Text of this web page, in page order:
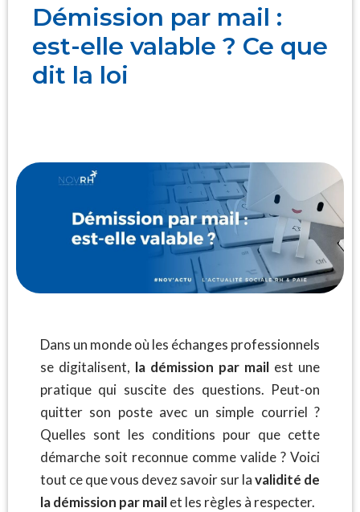
Démission par mail :
est-elle valable ? Ce que
dit la loi
Dans un monde où les échanges professionnels
se digitalisent, la démission par mail est une
pratique qui suscite des questions. Peut-on
quitter son poste avec un simple courriel ?
Quelles sont les conditions pour que cette
démarche soit reconnue comme valide ? Voici
tout ce que vous devez savoir sur lavalidité de
la démission par mailet les règles à respecter.